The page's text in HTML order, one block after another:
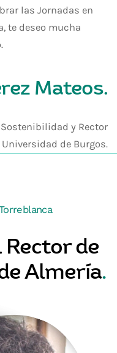
las Jornadas en
te deseo mucha
Mateos.
Sostenibilidad y Rector
de Burgos.
Rector de
Almería.